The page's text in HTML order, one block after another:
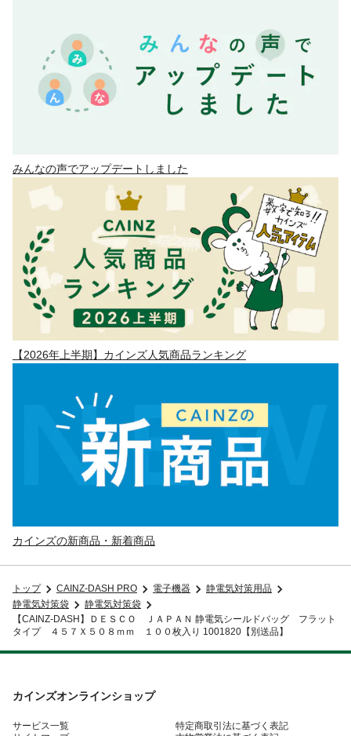
みんなの声でアップデートしました
【2026年上半期】カインズ人気商品ランキング
カインズの新商品・新着商品
トップ CAINZ-DASH PRO 電子機器
静電気対策用品
静電気対策袋
静電気対策袋
【CAINZ-DASH】ＤＥＳＣＯ ＪＡＰＡＮ 静電気シールドバッグ フラット
タイプ ４５７Ｘ５０８ｍｍ １００枚入り 1001820【別送品】
カインズオンラインショップ
サービス一覧
特定商取引法に基づく表記